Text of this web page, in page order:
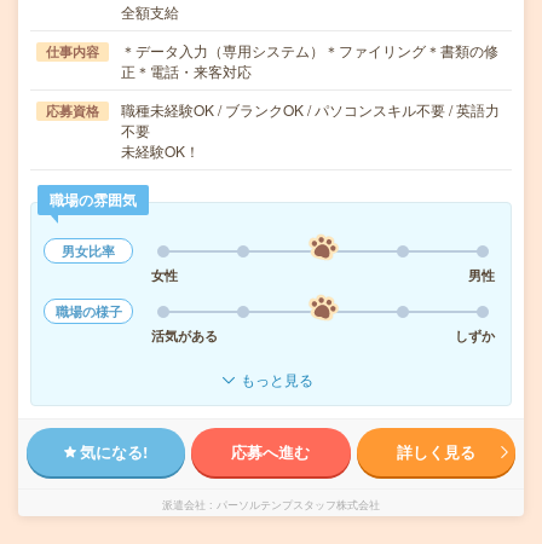
全額支給
仕事内容
＊データ入力（専用システム）＊ファイリング＊書類の修
正＊電話・来客対応
応募資格
職種未経験OK / ブランクOK / パソコンスキル不要 / 英語力
不要
未経験OK！
職場の雰囲気
男女比率
女性
男性
職場の様子
活気がある
しずか
もっと見る
気になる! 応募へ進む 詳しく見る
派遣会社 パーソルテンプスタッフ株式会社